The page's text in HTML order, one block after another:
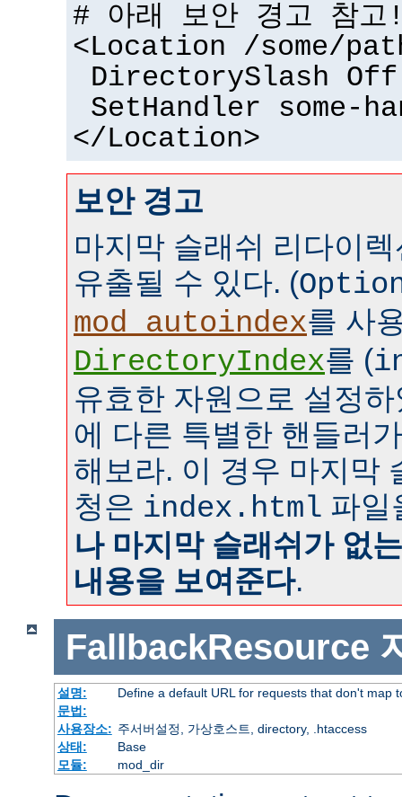
# 아래 보안 경고 참고
<Location /some/
DirectorySlash Off
SetHandler some-
</Location>
보안 경고
마지막 슬래쉬 리다이
유출될 수 있다. (
mod_autoindex를 사
DirectoryIndex를 (
유효한 자원으로 설정
에 다른 특별한 핸들러
해보라. 이 경우 마지막
청은 index.html 파일
나 마지막 슬래쉬가 없
내용을 보여준다.
FallbackResource
설명:
Define a default URL for requests that don't map
문법:
사용장소: 주서버설정, 가상호스트, directory, .htaccess
상태:
Base
모듈:
mod_dir